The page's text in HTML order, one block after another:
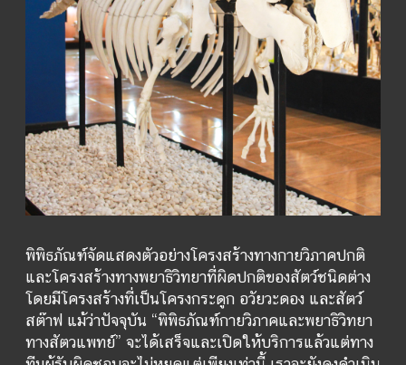
พิพิธภัณฑ์จัดแสดงตัวอย่างโครงสร้างทางกายวิภาคปกติ
และโครงสร้างทางพยาธิวิทยาที่ผิดปกติของสัตว์ชนิดต่าง
โดยมีโครงสร้างที่เป็นโครงกระดูก อวัยวะดอง และสัตว์
สต๊าฟ แม้ว่าปัจจุบัน “พิพิธภัณฑ์กายวิภาคและพยาธิวิทยา
ทางสัตวแพทย์” จะได้เสร็จและเปิดให้บริการแล้วแต่ทาง